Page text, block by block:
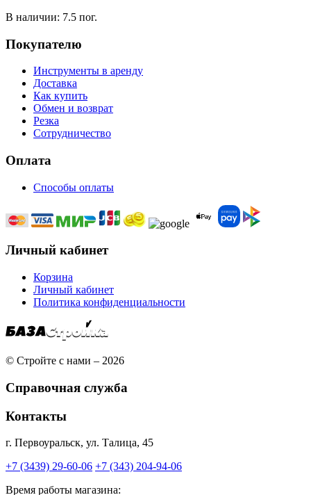
В наличии: 7.5 пог.
Покупателю
Инструменты в аренду
Доставка
Как купить
Обмен и возврат
Резка
Сотрудничество
Оплата
Способы оплаты
Личный кабинет
Корзина
Личный кабинет
Политика конфиденциальности
© Стройте с нами – 2026
Справочная служба
Контакты
г. Первоуральск, ул. Талица, 45
+7 (3439) 29-60-06 +7 (343) 204-94-06
Время работы магазина: